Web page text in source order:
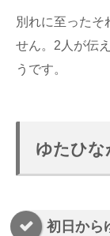
別れに至ったそ
せん。2人が伝
うです。
ゆたひな
初日から